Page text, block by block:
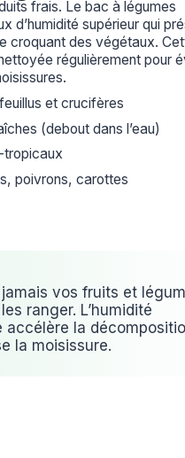
frais. Le bac à légumes
d’humidité supérieur qui
croquant des végétaux.
régulièrement pour
et crucifères
(debout dans l’eau)
tropicaux
poivrons, carottes
vos fruits et
ranger. L’humidité
accélère la
la moisissure.